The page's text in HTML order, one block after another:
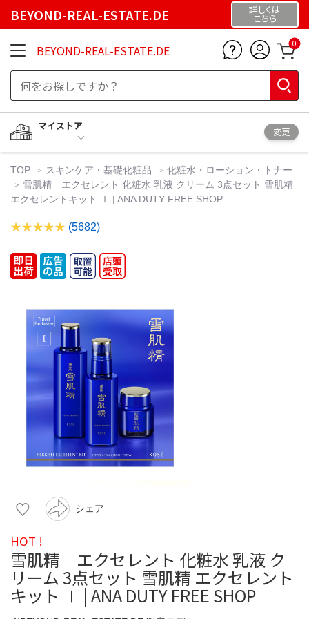
BEYOND-REAL-ESTATE.DE 詳しくは
こちら
BEYOND-REAL-ESTATE.DE 0
マイストア
変更
TOP スキンケア・基礎化粧品
化粧水・ローション・トナー
雪肌精 エクセレント 化粧水 乳液 クリーム 3点セット 雪肌精
エクセレントキット Ⅰ | ANA DUTY FREE SHOP
(5682)
シェア
HOT !
雪肌精 エクセレント 化粧水 乳液 ク
リーム 3点セット 雪肌精 エクセレント
キット Ⅰ | ANA DUTY FREE SHOP